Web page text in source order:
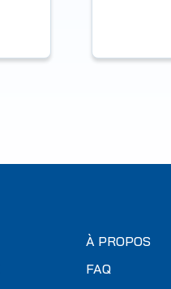
À PROPOS
FAQ